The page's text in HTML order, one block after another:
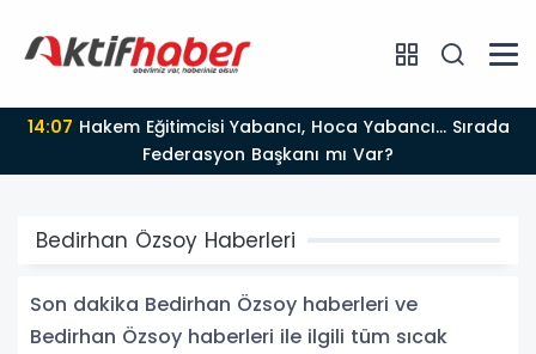
14:07
Federasyon Başkanı mı Var?
Bedirhan Özsoy Haberleri
Son dakika Bedirhan Özsoy haberleri ve
Bedirhan Özsoy haberleri ile ilgili tüm sıcak